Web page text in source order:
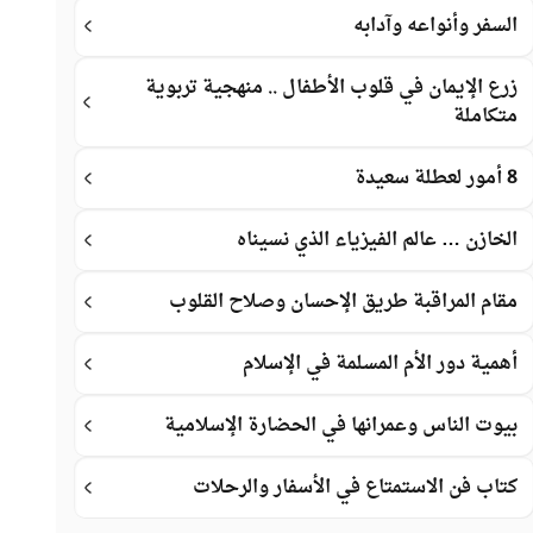
السفر وأنواعه وآدابه
زرع الإيمان في قلوب الأطفال .. منهجية تربوية
متكاملة
8 أمور لعطلة سعيدة
الخازن … عالم الفيزياء الذي نسيناه
مقام المراقبة طريق الإحسان وصلاح القلوب
أهمية دور الأم المسلمة في الإسلام
بيوت الناس وعمرانها في الحضارة الإسلامية
كتاب فن الاستمتاع في الأسفار والرحلات